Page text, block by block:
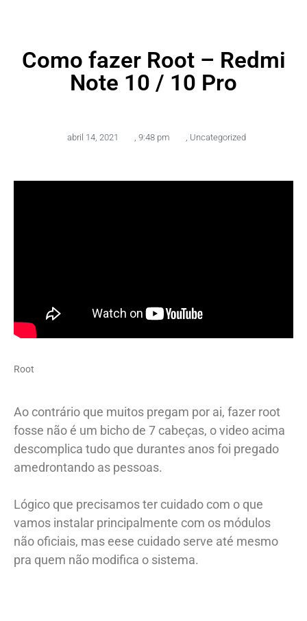
Como fazer Root – Redmi
Note 10 / 10 Pro
abril 14, 2021 , 9:48 pm , Uncategorized
Root
Ao contrário que muitos pregam por ai, fazer root
fosse não é um bicho de 7 cabeças, o video acima
descomplica tudo que durantes anos foi pregado
amedrontando as pessoas.
Lógico que precisamos ter cuidado com o que
vamos instalar principalmente com os módulos
não oficiais, mas eese cuidado serve até mesmo
pra quem não modifica o sistema.